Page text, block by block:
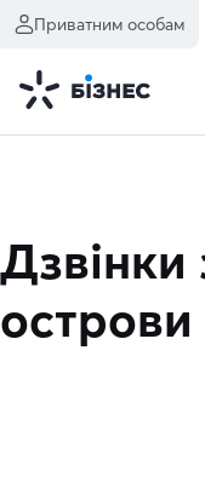
Приватним особам
острови